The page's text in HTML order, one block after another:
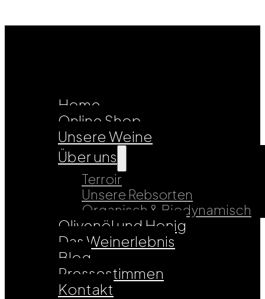
Home
Online Shop
Unsere Weine
Über uns
Terroir
Unsere Rebsorten
Organisch & Biodynamisch
Olivenöl und Honig
Das Weinerlebnis
Blog
Pressestimmen
Kontakt